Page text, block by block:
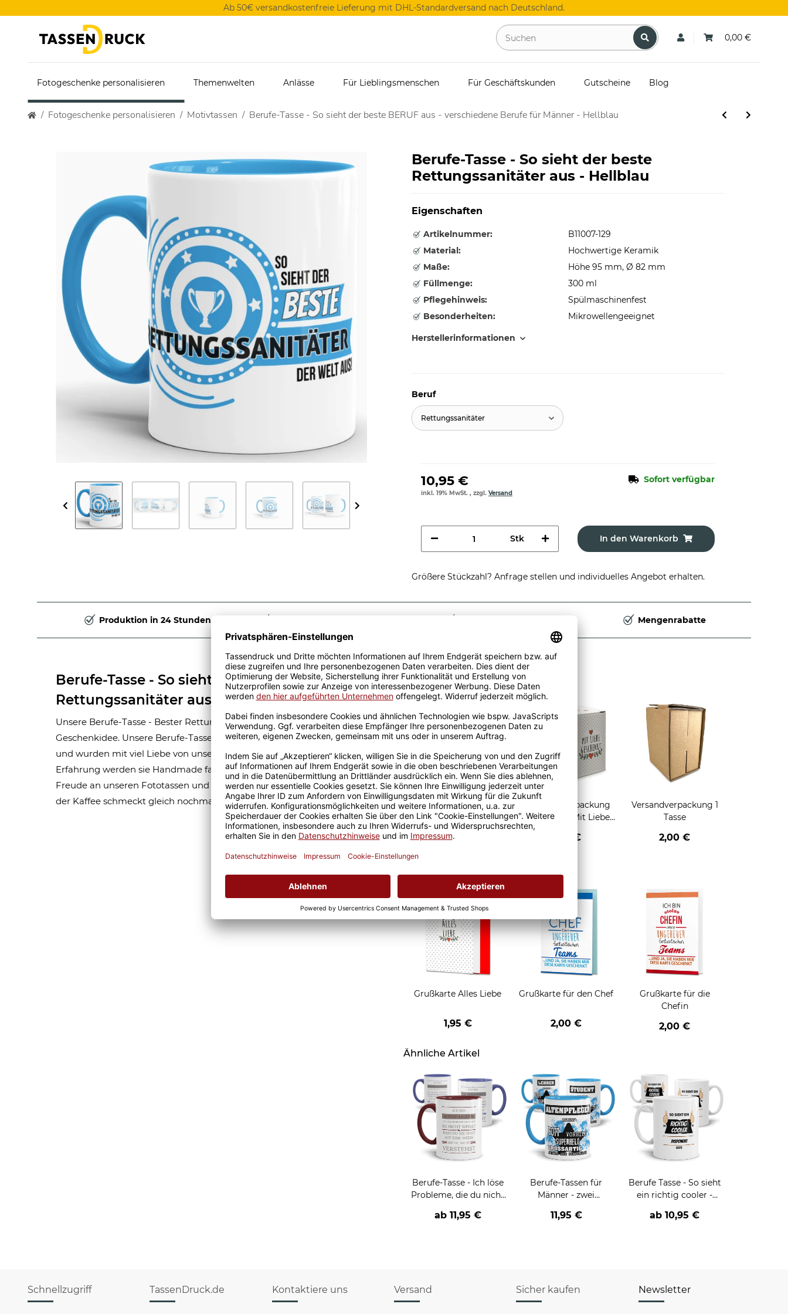
Ab 50€ versandkostenfreie Lieferung mit DHL-Standardversand nach Deutschland.
0,00 €
Fotogeschenke personalisieren Themenwelten Anlässe Für Lieblingsmenschen Für Geschäftskunden Gutscheine Blog
Fotogeschenke personalisieren Motivtassen Berufe-Tasse - So sieht der beste BERUF aus - verschiedene Berufe für Männer - Hellblau
Berufe-Tasse - So sieht der beste
Rettungssanitäter aus - Hellblau
Eigenschaften
Artikelnummer:
B11007-129
Material:
Hochwertige Keramik
Maße:
Höhe 95 mm, Ø 82 mm
Füllmenge:
300 ml
Pflegehinweis:
Spülmaschinenfest
Besonderheiten:
Mikrowellengeeignet
Herstellerinformationen
Beruf
Rettungssanitäter
10,95 € Sofort verfügbar
inkl. 19% MwSt. , zzgl. Versand
Stk In den Warenkorb
Größere Stückzahl? Anfrage stellen und individuelles Angebot erhalten.
Produktion in 24 Stunden Mengenrabatte
Berufe-Tasse - So sieht der beste
Rettungssanitäter aus - Hellblau
Unsere Berufe-Tasse - Bester Rettungssanitäter - ist eine tolle
Geschenkidee. Unsere Berufe-Tassen bestehen aus hochwertiger Keramik
und wurden mit viel Liebe von unseren Grafikern designt. Mit viel
Erfahrung werden sie Handmade fachmännisch bedruckt. Eine lange
Freude an unseren Fototassen und Motivtassen ist somit garantiert und
der Kaffee schmeckt gleich nochmal so gut.
Passende Verpackungen
Geschenkverpackung 1
Tasse mit Fenster
2,50 €
Geschenkverpackung
für Tassen - Mit Liebe
2,95 €
Versandverpackung 1
Tasse
2,00 €
Grußkarten zum Verschenken
Grußkarte Alles Liebe
1,95 €
Grußkarte für den Chef
2,00 €
Grußkarte für die
Chefin
2,00 €
Ähnliche Artikel
Berufe-Tasse - Ich löse
Probleme, die du nicht
verschiedene Berufe
ab 11,95 €
Berufe-Tassen für
Männer - zwei
11,95 €
Berufe Tasse - So sieht
ein richtig cooler -
ab10,95 €
Schnellzugriff TassenDruck.de Kontaktiere uns Versand Sicher kaufen Newsletter